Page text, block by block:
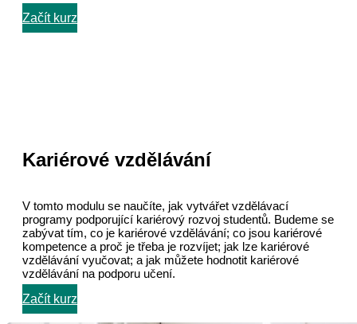
Začít kurz
Kariérové vzdělávání
V tomto modulu se naučíte, jak vytvářet vzdělávací
programy podporující kariérový rozvoj studentů. Budeme se
zabývat tím, co je kariérové vzdělávání; co jsou kariérové
kompetence a proč je třeba je rozvíjet; jak lze kariérové
vzdělávání vyučovat; a jak můžete hodnotit kariérové
vzdělávání na podporu učení.
Začít kurz